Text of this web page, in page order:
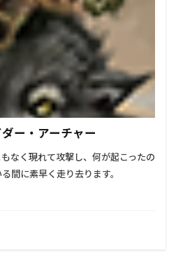
ー・アーチャー
なく現れて攻撃し、何が起こったの
間に素早く走り去ります。